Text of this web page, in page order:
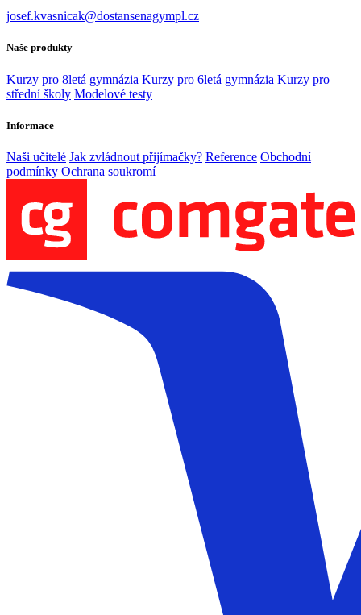
josef.kvasnicak@dostansenagympl.cz
Naše produkty
Kurzy pro 8letá gymnázia Kurzy pro 6letá gymnázia Kurzy pro
střední školy Modelové testy
Informace
Naši učitelé Jak zvládnout přijímačky? Reference Obchodní
podmínky Ochrana soukromí